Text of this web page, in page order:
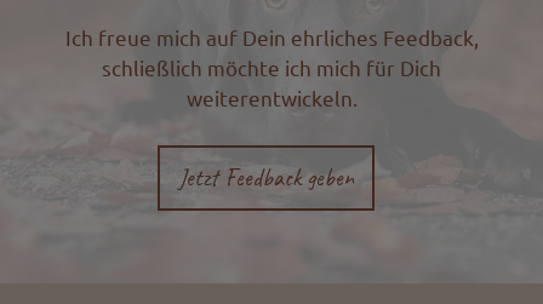
Ich freue mich auf Dein ehrliches Feedback,
schließlich möchte ich mich für Dich
weiterentwickeln.
Jetzt Feedback geben